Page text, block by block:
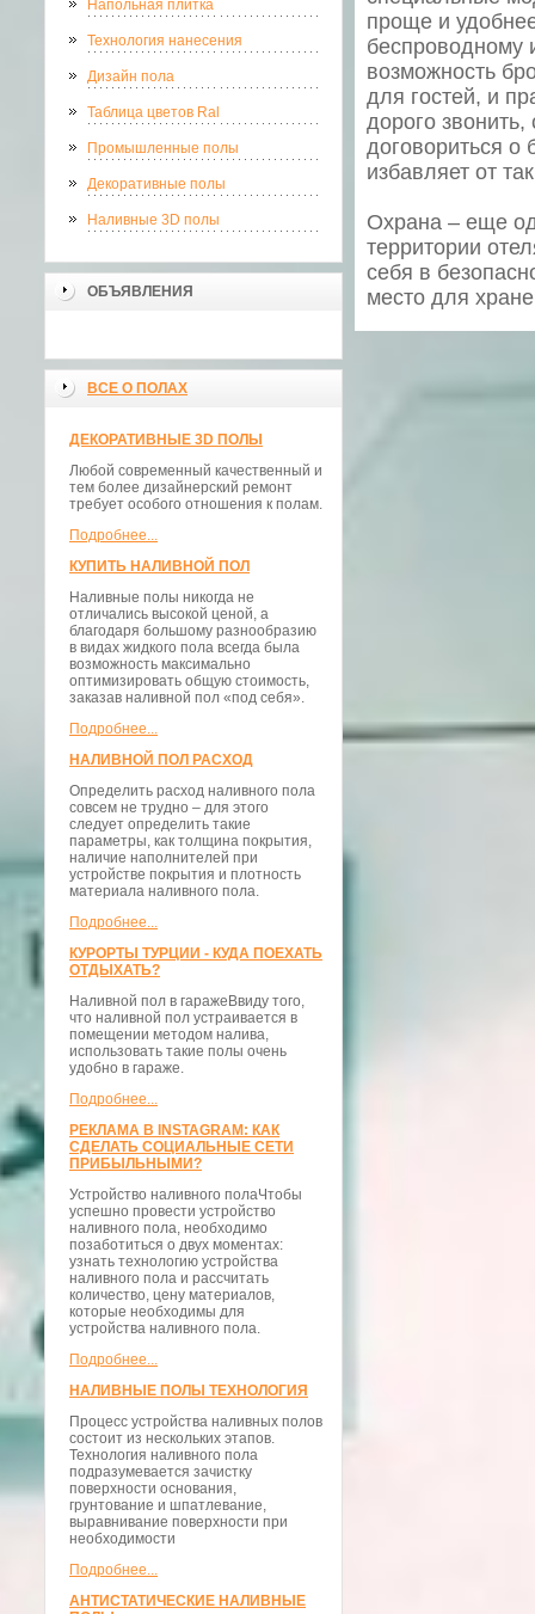
Напольная плитка
Технология нанесения
Дизайн пола
Таблица цветов Ral
Промышленные полы
Декоративные полы
Наливные 3D полы
ОБЪЯВЛЕНИЯ
ВСЕ О ПОЛАХ
ДЕКОРАТИВНЫЕ 3D ПОЛЫ
Любой современный качественный и
тем более дизайнерский ремонт
требует особого отношения к полам.
Подробнее...
КУПИТЬ НАЛИВНОЙ ПОЛ
Наливные полы никогда не
отличались высокой ценой, а
благодаря большому разнообразию
в видах жидкого пола всегда была
возможность максимально
оптимизировать общую стоимость,
заказав наливной пол «под себя».
Подробнее...
НАЛИВНОЙ ПОЛ РАСХОД
Определить расход наливного пола
совсем не трудно – для этого
следует определить такие
параметры, как толщина покрытия,
наличие наполнителей при
устройстве покрытия и плотность
материала наливного пола.
Подробнее...
КУРОРТЫ ТУРЦИИ - КУДА ПОЕХАТЬ
ОТДЫХАТЬ?
Наливной пол в гаражеВвиду того,
что наливной пол устраивается в
помещении методом налива,
использовать такие полы очень
удобно в гараже.
Подробнее...
РЕКЛАМА В INSTAGRAM: КАК
СДЕЛАТЬ СОЦИАЛЬНЫЕ СЕТИ
ПРИБЫЛЬНЫМИ?
Устройство наливного полаЧтобы
успешно провести устройство
наливного пола, необходимо
позаботиться о двух моментах:
узнать технологию устройства
наливного пола и рассчитать
количество, цену материалов,
которые необходимы для
устройства наливного пола.
Подробнее...
НАЛИВНЫЕ ПОЛЫ ТЕХНОЛОГИЯ
Процесс устройства наливных полов
состоит из нескольких этапов.
Технология наливного пола
подразумевается зачистку
поверхности основания,
грунтование и шпатлевание,
выравнивание поверхности при
необходимости
Подробнее...
АНТИСТАТИЧЕСКИЕ НАЛИВНЫЕ
проще и
беспроводному
возможность
для гостей, и
дорого
договориться о
избавляет от
Охрана – еще
территории
себя в
место для